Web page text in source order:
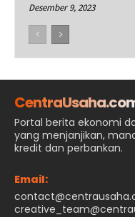
Desember 9, 2023
Portal berita ekonomi
yang menjanjikan,
kredit dan perbankan.
Email: